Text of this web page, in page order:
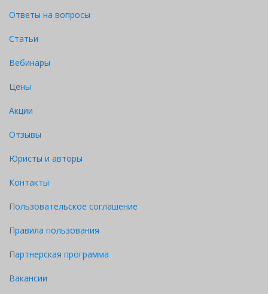
Ответы на вопросы
Статьи
Вебинары
Цены
Акции
Отзывы
Юристы и авторы
Контакты
Пользовательское соглашение
Правила пользования
Партнерская программа
Вакансии